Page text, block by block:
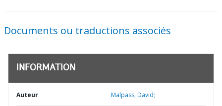
Documents ou traductions associés
INFORMATION
Auteur Malpass, David;